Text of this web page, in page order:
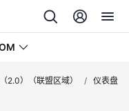
2.0）（联盟区域） / 仪表盘